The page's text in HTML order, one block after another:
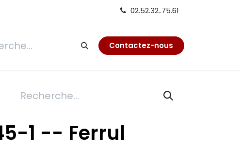
02.52.32..75.61
Réfection Contactez-nous
1 -- Ferrul